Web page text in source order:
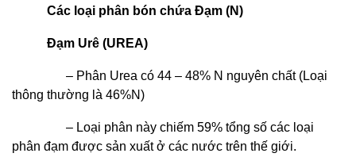
Các loại phân bón chứa Đạm (N)
Đạm Urê (UREA)
– Phân Urea có 44 – 48% N nguyên chất (Loại
thông thường là 46%N)
– Loại phân này chiếm 59% tổng số các loại
phân đạm được sản xuất ở các nước trên thế giới.